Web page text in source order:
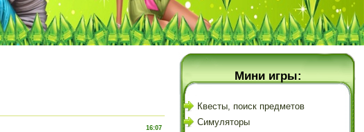
16:07
Мини игры:
Квесты, поиск предметов
Симуляторы